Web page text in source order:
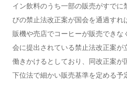
イン飲料のうち一部の販売がすでに
びの禁止法改正案が国会を通過すれ
販機や売店でコーヒーが販売できな
会に提出されている禁止法改正案が
働きかけるとしており、同改正案が
下位法で細かい販売基準を定める予